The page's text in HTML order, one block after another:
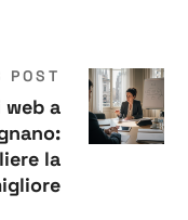
POST
web a
la